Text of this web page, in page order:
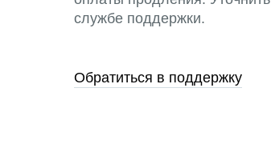
службе поддержки.
Обратиться в поддержку